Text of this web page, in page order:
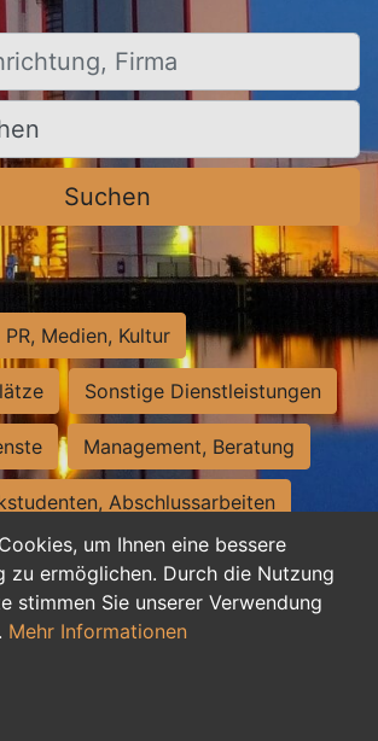
um Ihnen eine bessere
zu ermöglichen. Durch die Nutzung
stimmen Sie unserer Verwendung
Mehr Informationen
Firma
Suchen
Medien, Kultur
Sonstige Dienstleistungen
Management, Beratung
Abschlussarbeiten
Assistenz, Sekretariat
und Nebenjobs
Studium, duale Ausbildung